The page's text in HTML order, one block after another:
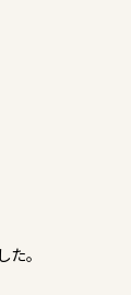
。